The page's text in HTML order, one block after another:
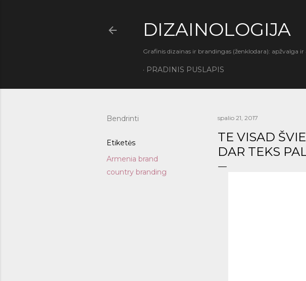
DIZAINOLOGIJA
Grafinis dizainas ir brandingas (ženklodara): apžvalga ir
PRADINIS PUSLAPIS
Bendrinti
Etiketės
Armenia brand
country branding
spalio 21, 2017
TE VISAD
DAR TEKS